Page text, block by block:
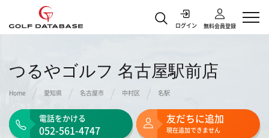
ログイン 無料会員登録
本ページはアフィリエイトプログラムによる収益を得ています
つるやゴルフ 名古屋駅前店
Home 愛知県 名古屋市 中村区 名駅
電話をかける
052-561-4747
友だちに追加
現在追加できません